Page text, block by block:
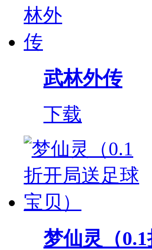
武林外传
下载
梦仙灵（